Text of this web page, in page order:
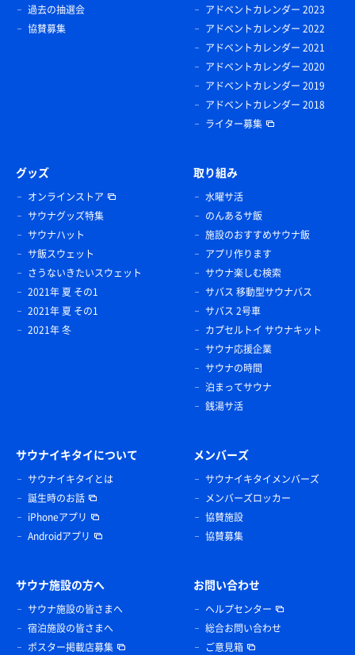
過去の抽選会
協賛募集
アドベントカレンダー 2023
アドベントカレンダー 2022
アドベントカレンダー 2021
アドベントカレンダー 2020
アドベントカレンダー 2019
アドベントカレンダー 2018
ライター募集
グッズ
オンラインストア
サウナグッズ特集
サウナハット
サ飯スウェット
さうないきたいスウェット
2021年 夏 その1
2021年 夏 その1
2021年 冬
取り組み
水曜サ活
のんあるサ飯
施設のおすすめサウナ飯
アプリ作ります
サウナ楽しむ検索
サバス 移動型サウナバス
サバス 2号車
カプセルトイ サウナキット
サウナ応援企業
サウナの時間
泊まってサウナ
銭湯サ活
サウナイキタイについて
サウナイキタイとは
誕生時のお話
iPhoneアプリ
Androidアプリ
メンバーズ
サウナイキタイメンバーズ
メンバーズロッカー
協賛施設
協賛募集
サウナ施設の方へ
サウナ施設の皆さまへ
宿泊施設の皆さまへ
ポスター掲載店募集
お問い合わせ
ヘルプセンター
総合お問い合わせ
ご意見箱